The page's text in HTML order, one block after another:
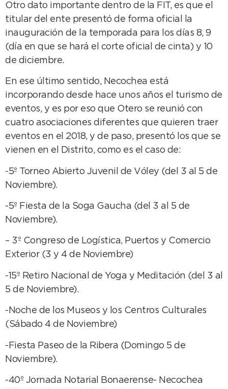
Otro dato importante dentro de la FIT, es que el
titular del ente presentó de forma oficial la
inauguración de la temporada para los días 8, 9
(día en que se hará el corte oficial de cinta) y 10
de diciembre.
En ese último sentido, Necochea está
incorporando desde hace unos años el turismo de
eventos, y es por eso que Otero se reunió con
cuatro asociaciones diferentes que quieren traer
eventos en el 2018, y de paso, presentó los que se
vienen en el Distrito, como es el caso de:
-5º Torneo Abierto Juvenil de Vóley (del 3 al 5 de
Noviembre).
-5º Fiesta de la Soga Gaucha (del 3 al 5 de
Noviembre).
– 3º Congreso de Logística, Puertos y Comercio
Exterior (3 y 4 de Noviembre)
-15º Retiro Nacional de Yoga y Meditación (del 3 al
5 de Noviembre).
-Noche de los Museos y los Centros Culturales
(Sábado 4 de Noviembre)
-Fiesta Paseo de la Ribera (Domingo 5 de
Noviembre).
-40º Jornada Notarial Bonaerense- Necochea